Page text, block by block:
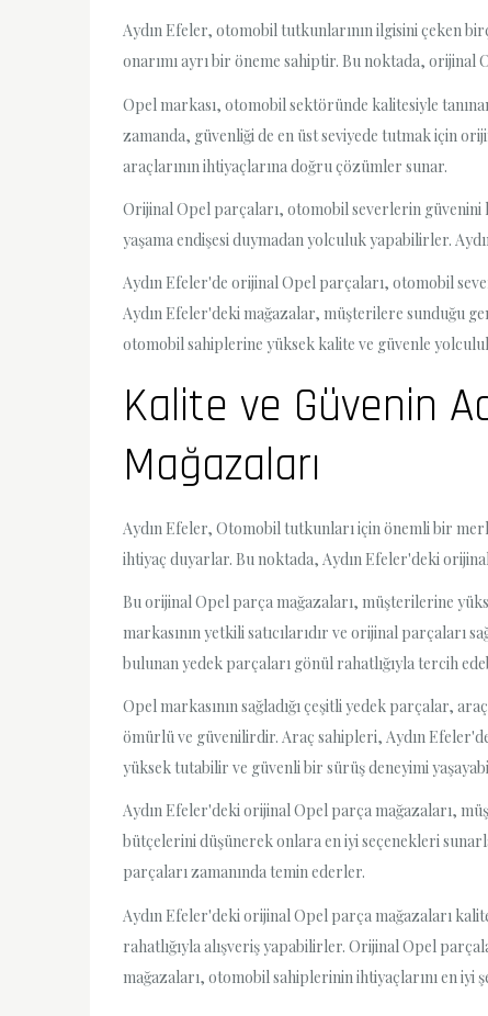
Aydın Efeler, otomobil tutkunlarının ilgisini çeken
onarımı ayrı bir öneme sahiptir. Bu noktada, orijinal
Opel markası, otomobil sektöründe kalitesiyle
zamanda, güvenliği de en üst seviyede tutmak için
araçlarının ihtiyaçlarına doğru çözümler sunar.
Orijinal Opel parçaları, otomobil severlerin güvenini
yaşama endişesi duymadan yolculuk yapabilirler.
Aydın Efeler'de orijinal Opel parçaları, otomobil
Aydın Efeler'deki mağazalar, müşterilere sunduğu
otomobil sahiplerine yüksek kalite ve güvenle
Kalite ve Güvenin
Mağazaları
Aydın Efeler, Otomobil tutkunları için önemli bir
ihtiyaç duyarlar. Bu noktada, Aydın Efeler'deki
Bu orijinal Opel parça mağazaları, müşterilerine
markasının yetkili satıcılarıdır ve orijinal parçaları
bulunan yedek parçaları gönül rahatlığıyla tercih
Opel markasının sağladığı çeşitli yedek parçalar,
ömürlü ve güvenilirdir. Araç sahipleri, Aydın
yüksek tutabilir ve güvenli bir sürüş deneyimi
Aydın Efeler'deki orijinal Opel parça mağazaları,
bütçelerini düşünerek onlara en iyi seçenekleri
parçaları zamanında temin ederler.
Aydın Efeler'deki orijinal Opel parça mağazaları
rahatlığıyla alışveriş yapabilirler. Orijinal Opel
mağazaları, otomobil sahiplerinin ihtiyaçlarını en iyi